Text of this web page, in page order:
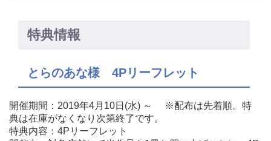
特典情報
とらのあな様 4Pリーフレット
開催期間：2019年4月10日(水) ～ ※配布は先着順。特
典は在庫がなくなり次第終了です。
特典内容：4Pリーフレット